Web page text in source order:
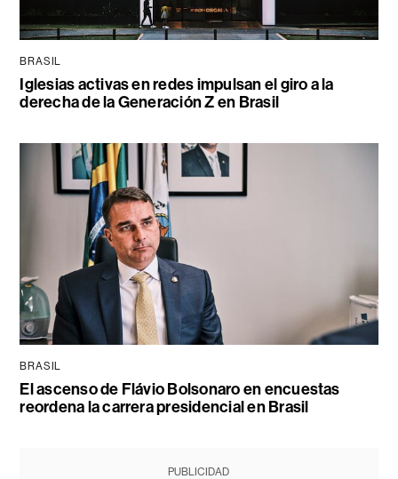
BRASIL
Iglesias activas en redes impulsan el giro a la
derecha de la Generación Z en Brasil
BRASIL
El ascenso de Flávio Bolsonaro en encuestas
reordena la carrera presidencial en Brasil
PUBLICIDAD